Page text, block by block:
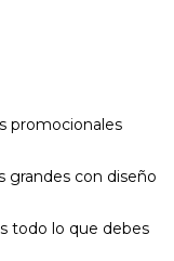
promocionales
grandes con diseño
todo lo que debes